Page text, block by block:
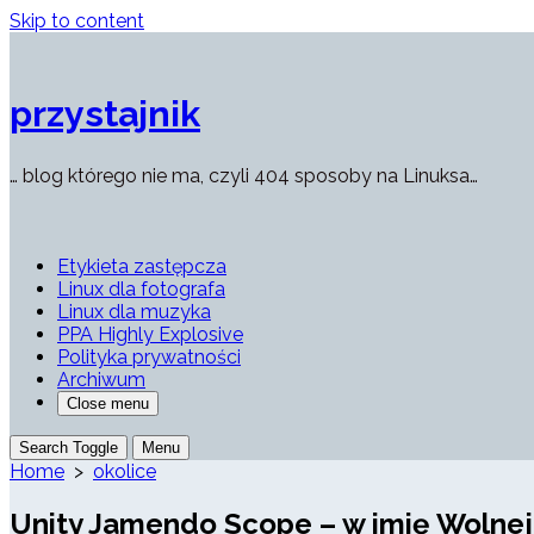
Skip to content
przystajnik
… blog którego nie ma, czyli 404 sposoby na Linuksa…
Etykieta zastępcza
Linux dla fotografa
Linux dla muzyka
PPA Highly Explosive
Polityka prywatności
Archiwum
Close menu
Search Toggle Menu
Home > okolice
Unity Jamendo Scope – w imię